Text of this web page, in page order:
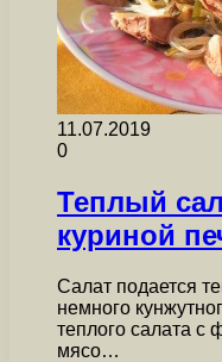
11.07.2019
0
Теплый
куриной
Салат подается
немного
теплого салата с
мясо…